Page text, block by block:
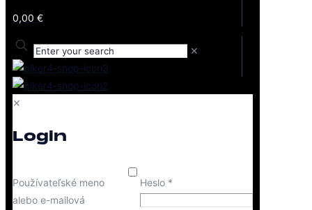
0,00 €
✕
✕
Login
Používateľské meno
alebo e-mailová
Heslo *